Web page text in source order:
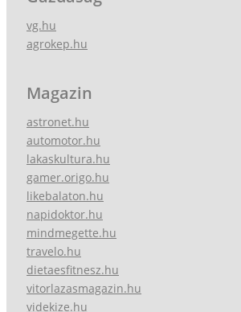
vg.hu
agrokep.hu
Magazin
astronet.hu
automotor.hu
lakaskultura.hu
gamer.origo.hu
likebalaton.hu
napidoktor.hu
mindmegette.hu
travelo.hu
dietaesfitnesz.hu
vitorlazasmagazin.hu
videkize.hu